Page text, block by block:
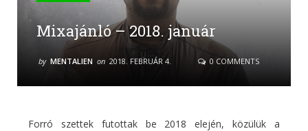
Mixajánló – 2018. január
by MENTALIEN on 2018. FEBRUÁR 4. 0 COMMENTS
Forró szettek futottak be 2018 elején, közülük a